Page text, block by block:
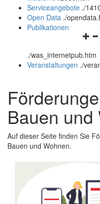
Serviceangebote ./
Open Data ./
und
Publikationen
./was_internetpub.htm
Veranstaltungen ./
Bauen und
Auf dieser Seite finden Sie
Bauen und Wohnen.